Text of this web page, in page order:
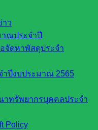
าว
าณประจำปี
จัดหาพัสดุประจำ
ำปีงบประมาณ 2565
าทรัพยากรบุคคลประจำ
Policy